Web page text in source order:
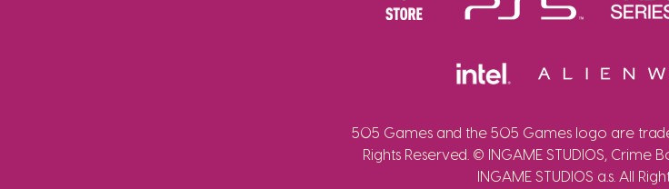
505 Games and the 505 Games logo are
Rights Reserved. © INGAME STUDIOS, Crime
INGAME STUDIOS a.s. All